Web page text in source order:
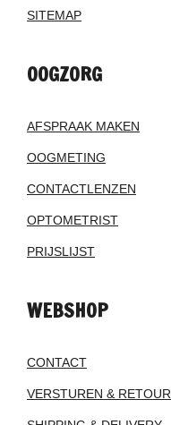
SITEMAP
OOGZORG
AFSPRAAK MAKEN
OOGMETING
CONTACTLENZEN
OPTOMETRIST
PRIJSLIJST
WEBSHOP
CONTACT
VERSTUREN & RETOUR